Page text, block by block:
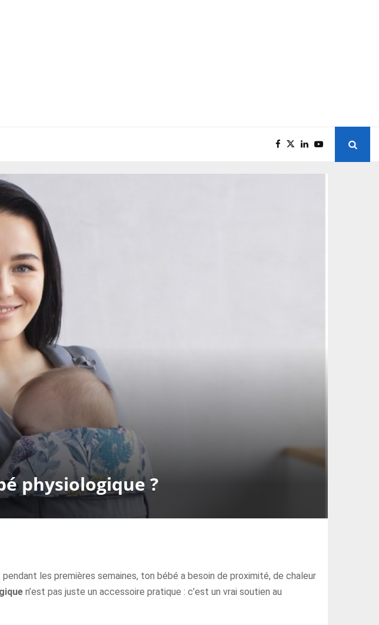
physiologique ?
les premières semaines, ton bébé a besoin de proximité, de chaleur
n’est pas juste un accessoire pratique : c’est un vrai soutien au